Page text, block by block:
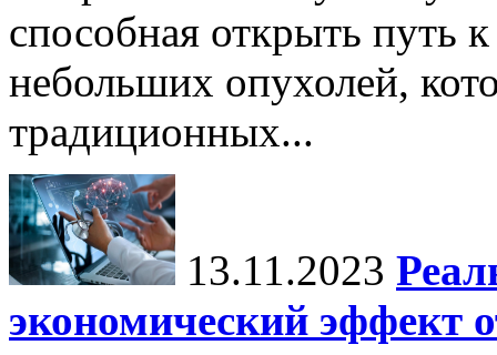
способная открыть путь
небольших опухолей,
традиционных...
13.11.2023
экономический эффект